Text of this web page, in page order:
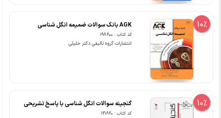
10% AGK بانک سوالات ضمیمه انگل شناسی
کد کتاب : 198600
انتشارات گروه تالیفی دکتر خلیلی
10% گنجینه سوالات انگل شناسی با پاسخ تشریحی
کد کتاب : 121820